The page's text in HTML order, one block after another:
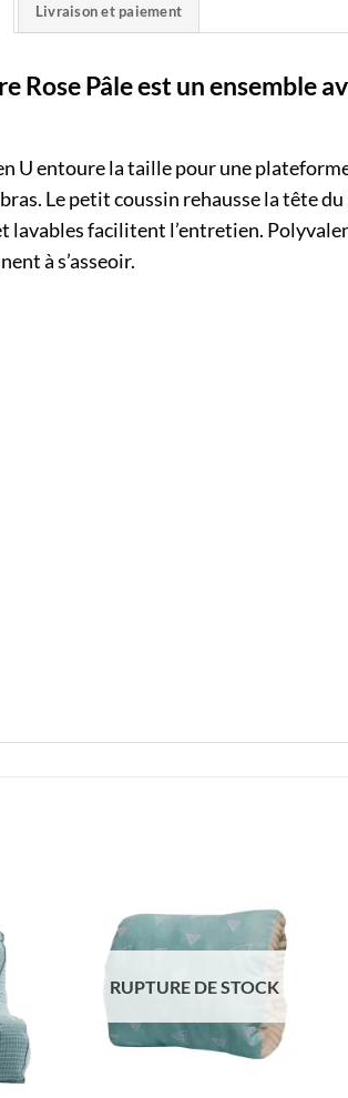
Livraison et paiement
Pâle est un ensemble
U entoure la taille pour une
Le petit coussin rehausse la tête
lavables facilitent l’entretien.
à s’asseoir.
RUPTURE DE STOCK